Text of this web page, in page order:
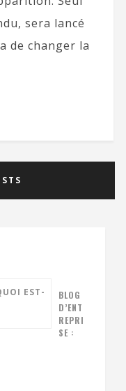
sera lancé
de changer la
BLOG
D’ENT
REPRI
SE :